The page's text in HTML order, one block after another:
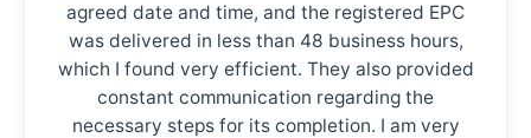
agreed date and time, and the registered EPC
was delivered in less than 48 business hours,
which I found very efficient. They also provided
constant communication regarding the
necessary steps for its completion. I am very